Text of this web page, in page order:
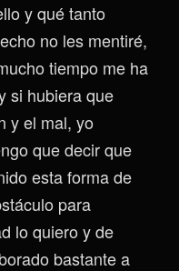
y qué tanto
no les mentiré,
tiempo me ha
si hubiera que
y el mal, yo
que decir que
esta forma de
para
lo quiero y de
bastante a